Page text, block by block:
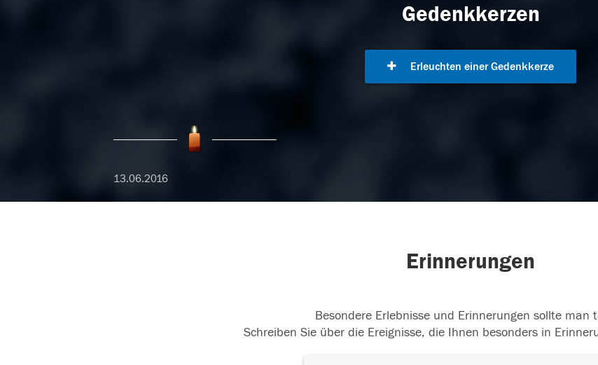
Gedenkkerzen
Erleuchten einer Gedenkkerze
13.06.2016
Erinnerungen
Besondere Erlebnisse und Erinnerungen sollte man
Schreiben Sie über die Ereignisse, die Ihnen besonders in